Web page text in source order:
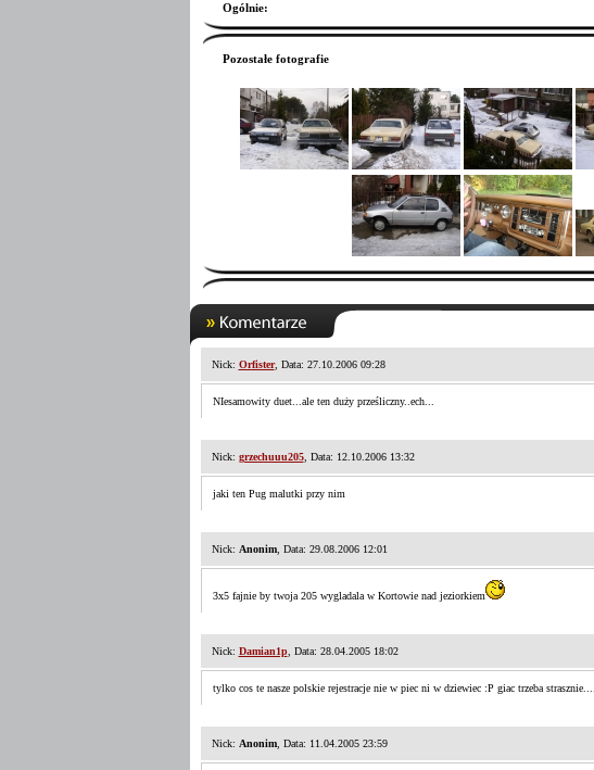
Ogólnie:
Pozostałe fotografie
Nick: Orfister, Data: 27.10.2006 09:28
NIesamowity duet...ale ten duży prześliczny..ech...
Nick: grzechuuu205, Data: 12.10.2006 13:32
jaki ten Pug malutki przy nim
Nick: Anonim, Data: 29.08.2006 12:01
3x5 fajnie by twoja 205 wygladala w Kortowie nad jeziorkiem
Nick: Damian1p, Data: 28.04.2005 18:02
tylko cos te nasze polskie rejestracje nie w piec ni w dziewiec :P giac trzeba strasznie.....
Nick: Anonim, Data: 11.04.2005 23:59